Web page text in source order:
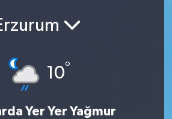
10°
Yer Yer Yağmur